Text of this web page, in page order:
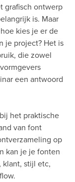
grafisch ontwerp
is. Maar
kies je er de
je project? Het is
die zowel
een antwoord
het praktische
van font
op
kan je je fonten
klant, stijl etc,